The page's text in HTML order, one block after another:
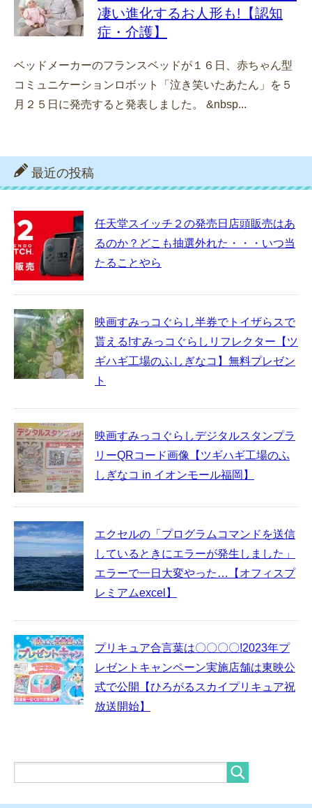
凄い進化するお人形も!【認知
症・介護】
ベッドメーカーのフランスベッドが１６日、赤ちゃん型
コミュニケーションロボット「泣き笑いたあたん」を５
月２５日に発売すると発表しました。 &nbsp...
最近の投稿
任天堂スイッチ２の発売日店頭販売はあ
るのか？どこも抽選外れた・・・いつ当
たることやら
映画すみっコぐらし半券でトイザらスで
貰える!すみっコぐらしリフレクター【ツ
ギハギ工場のふしぎなコ】無料プレゼン
ト
映画すみっコぐらしデジタルスタンプラ
リーQRコード画像【ツギハギ工場のふ
しぎなコ in イオンモール福岡】
エクセルの「プログラムコマンドを送信
しているときにエラーが発生しました」
エラーで一日大変やった…【オフィスプ
レミアムexcel】
プリキュア合言葉は〇〇〇〇!2023年プ
レゼントキャンペーン実施店舗は東映公
式で公開【ひろがるスカイプリキュア祝
放送開始】